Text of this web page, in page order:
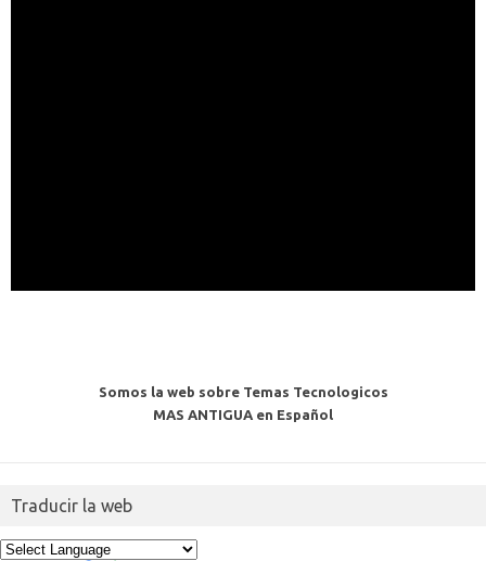
Somos la web sobre Temas Tecnologicos
MAS ANTIGUA en Español
Traducir la web